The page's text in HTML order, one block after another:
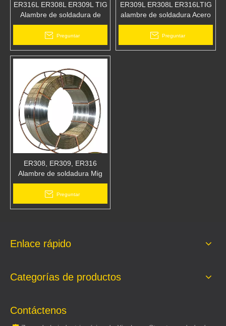
ER316L ER308L ER309L TIG
Alambre de soldadura de
acero inoxidable FARINA
Preguntar
ER309L ER308L ER316LTIG
alambre de soldadura Acero
inoxidable Alambre de
soldadura
Preguntar
ER308, ER309, ER316
Alambre de soldadura Mig
Alambre de soldadura de
acero inoxidable
Preguntar
Enlace rápido
Categorías de productos
Contáctenos